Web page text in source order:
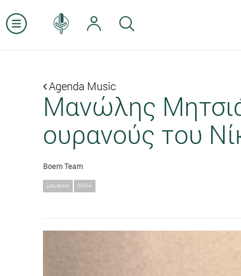
Agenda Music
Μανώλης
ουρανούς του
Boem Team
μουσική ΜΜΑ